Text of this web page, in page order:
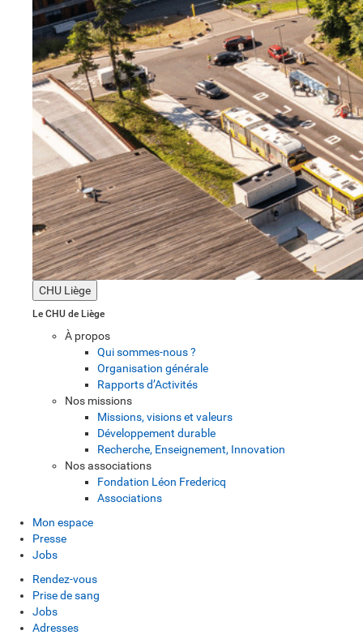
CHU Liège
Le CHU de Liège
À propos
Qui sommes-nous ?
Organisation générale
Rapports d’Activités
Nos missions
Missions, visions et valeurs
Développement durable
Recherche, Enseignement, Innovation
Nos associations
Fondation Léon Fredericq
Associations
Mon espace
Presse
Jobs
Rendez-vous
Prise de sang
Jobs
Adresses